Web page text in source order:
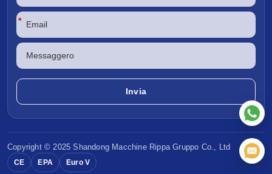
*
Copyright © 2025 Shandong Macchine RippaGruppo Co., Ltd
CE EPA Euro V